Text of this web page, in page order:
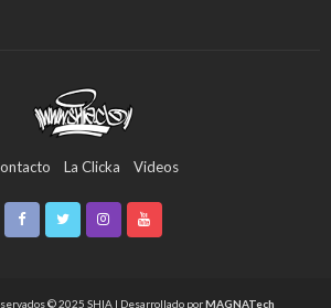
La Clicka Videos
© 2025 SHIA | Desarrollado porMAGNATech